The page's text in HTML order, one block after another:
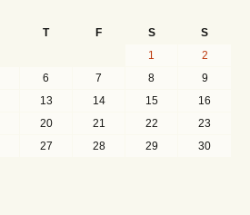
T F S S
1
2
6 7 8
9
13 14 15
16
20 21 22
23
27 28 29
30